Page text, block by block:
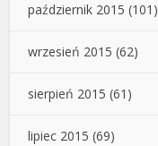
październik 2015 (101)
wrzesień 2015 (62)
sierpień 2015 (61)
lipiec 2015 (69)